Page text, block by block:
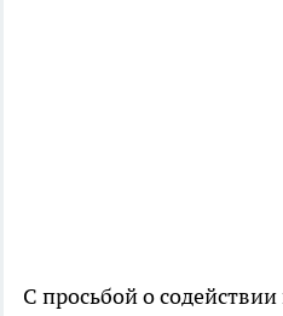
С просьбой о содействии